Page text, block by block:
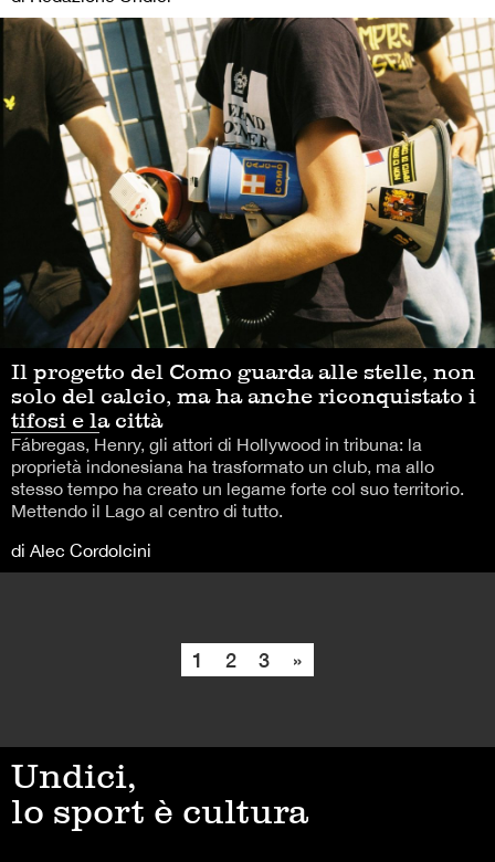
Il progetto del Como guarda alle stelle, non
solo del calcio, ma ha anche riconquistato i
tifosi e la città
Fábregas, Henry, gli attori di Hollywood in tribuna: la
proprietà indonesiana ha trasformato un club, ma allo
stesso tempo ha creato un legame forte col suo territorio.
Mettendo il Lago al centro di tutto.
di Alec Cordolcini
1 2 3 »
Undici,
lo sport è cultura